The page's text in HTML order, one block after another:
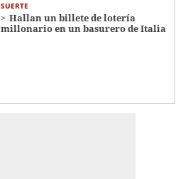
SUERTE
Hallan un billete de lotería
millonario en un basurero de Italia